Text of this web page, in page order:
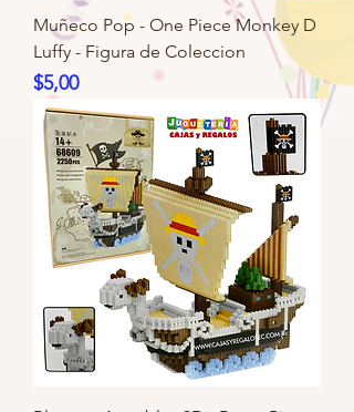
Muñeco Pop - One Piece Monkey D
Luffy - Figura de Coleccion
Precio
$5,00